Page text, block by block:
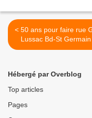
< 50 ans pour faire rue Gay
Lussac Bd-St Germain !
Cohn Bendit ou la
Hébergé par Overblog
Top articles
Pages